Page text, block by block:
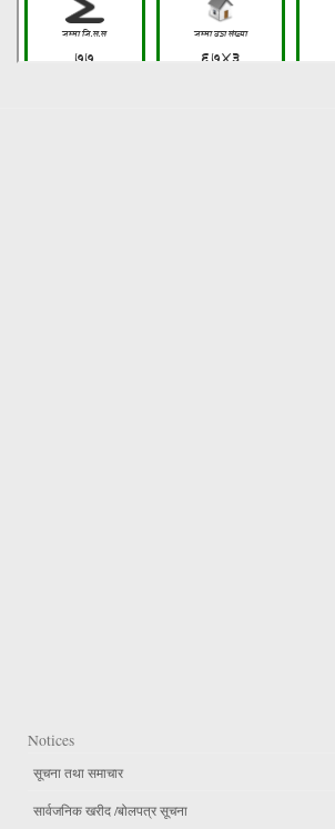
Notices
सूचना तथा समाचार
सार्वजनिक खरीद /बोलपत्र सूचना